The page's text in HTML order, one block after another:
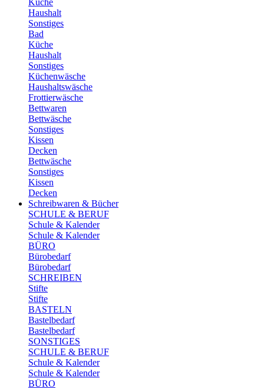
Küche
Haushalt
Sonstiges
Bad
Küche
Haushalt
Sonstiges
Küchenwäsche
Haushaltswäsche
Frottierwäsche
Bettwaren
Bettwäsche
Sonstiges
Kissen
Decken
Bettwäsche
Sonstiges
Kissen
Decken
Schreibwaren & Bücher
SCHULE & BERUF
Schule & Kalender
Schule & Kalender
BÜRO
Bürobedarf
Bürobedarf
SCHREIBEN
Stifte
Stifte
BASTELN
Bastelbedarf
Bastelbedarf
SONSTIGES
SCHULE & BERUF
Schule & Kalender
Schule & Kalender
BÜRO